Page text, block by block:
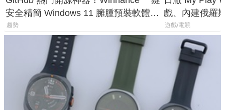
安全精簡 Windows 11 臃腫預裝軟體與
後台追蹤
趨勢
戲、內建俄羅
過竟然不能連
遊戲/電競